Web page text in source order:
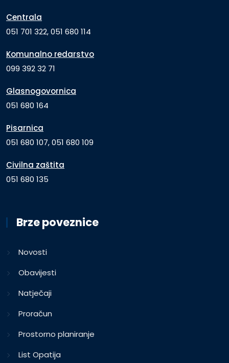
Centrala
051 701 322, 051 680 114
Komunalno redarstvo
099 392 32 71
Glasnogovornica
051 680 164
Pisarnica
051 680 107, 051 680 109
Civilna zaštita
051 680 135
Brze poveznice
Novosti
Obavijesti
Natječaji
Proračun
Prostorno planiranje
List Opatija